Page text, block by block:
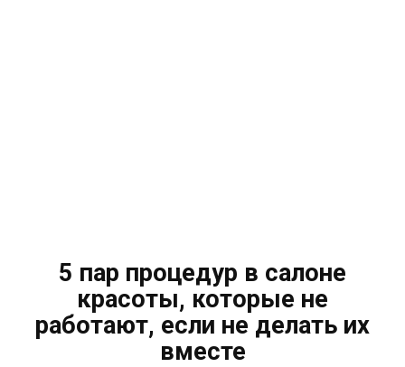
5 пар процедур в салоне
красоты, которые не
работают, если не делать их
вместе